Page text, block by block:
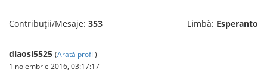
Contribuții/Mesaje: 353 Limbă: Esperanto
diaosi5525 (Arată profil)
1 noiembrie 2016, 03:17:17